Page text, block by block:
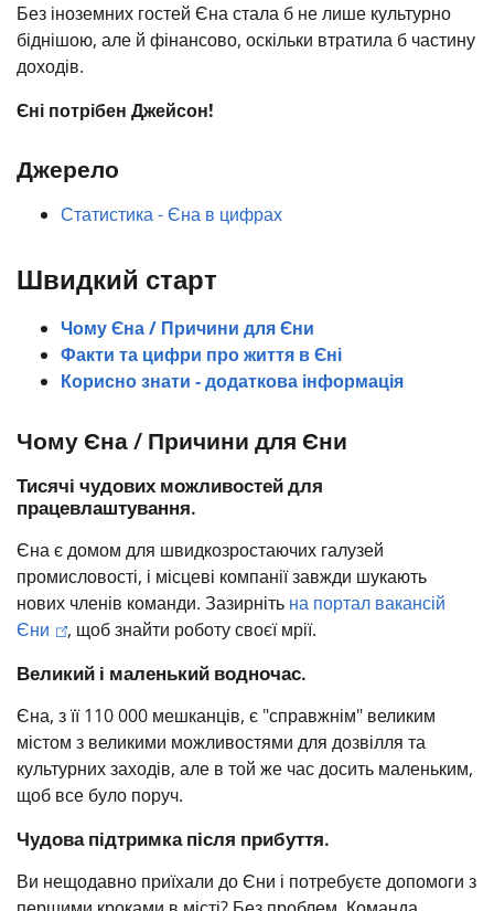
Без іноземних гостей Єна стала б не лише культурно
біднішою, але й фінансово, оскільки втратила б частину
доходів.
Єні потрібен Джейсон!
Джерело
Статистика - Єна в цифрах
Швидкий старт
Чому Єна / Причини для Єни
Факти та цифри про життя в Єні
Корисно знати - додаткова інформація
Чому Єна / Причини для Єни
Тисячі чудових можливостей для
працевлаштування.
Єна є домом для швидкозростаючих галузей
промисловості, і місцеві компанії завжди шукають
нових членів команди. Зазирніть на портал вакансій
Єни
, щоб знайти роботу своєї мрії.
Великий і маленький водночас.
Єна, з її 110 000 мешканців, є "справжнім" великим
містом з великими можливостями для дозвілля та
культурних заходів, але в той же час досить маленьким,
щоб все було поруч.
Чудова підтримка після прибуття.
Ви нещодавно приїхали до Єни і потребуєте допомоги з